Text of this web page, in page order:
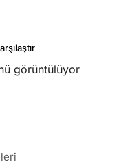
görüntülüyor